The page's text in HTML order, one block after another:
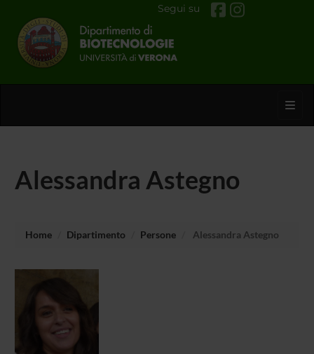
Segui su
Alessandra Astegno
Home Dipartimento Persone Alessandra Astegno